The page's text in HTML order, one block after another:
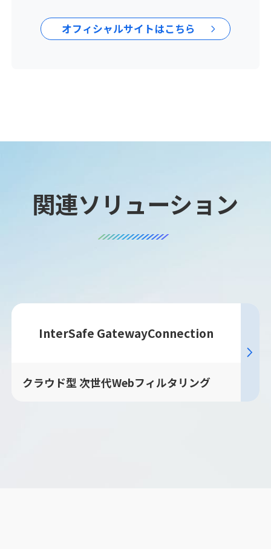
オフィシャルサイトはこちら
関連ソリューション
InterSafe GatewayConnection
クラウド型 次世代Webフィルタリング